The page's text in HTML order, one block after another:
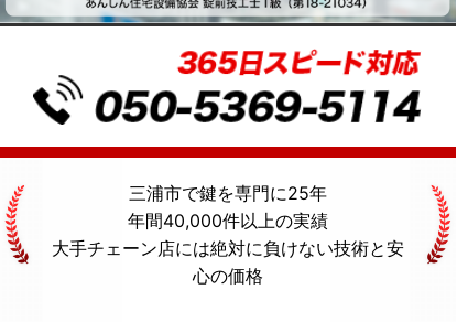
三浦市で鍵を専門に25年
年間40,000件以上の実績
大手チェーン店には絶対に負けない技術と安
心の価格